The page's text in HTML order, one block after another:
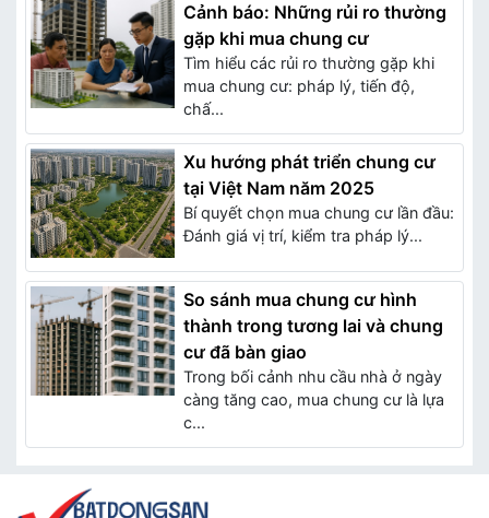
Cảnh báo: Những rủi ro thường
gặp khi mua chung cư
Tìm hiểu các rủi ro thường gặp khi
mua chung cư: pháp lý, tiến độ,
chấ...
Xu hướng phát triển chung cư
tại Việt Nam năm 2025
Bí quyết chọn mua chung cư lần đầu:
Đánh giá vị trí, kiểm tra pháp lý...
So sánh mua chung cư hình
thành trong tương lai và chung
cư đã bàn giao
Trong bối cảnh nhu cầu nhà ở ngày
càng tăng cao, mua chung cư là lựa
c...